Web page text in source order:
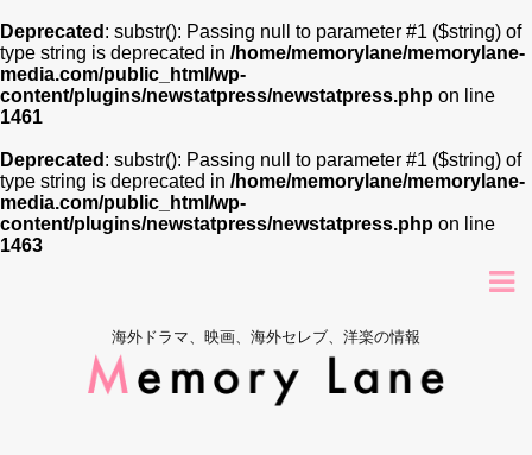
Deprecated : substr(): Passing null to parameter #1 ($string) of
type string is deprecated in /home/memorylane/memorylane-
media.com/public_html/wp-
content/plugins/newstatpress/newstatpress.php on line
1461
Deprecated : substr(): Passing null to parameter #1 ($string) of
type string is deprecated in /home/memorylane/memorylane-
media.com/public_html/wp-
content/plugins/newstatpress/newstatpress.php on line
1463
海外ドラマ、映画、海外セレブ、洋楽の情報